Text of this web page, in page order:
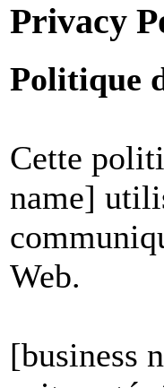
Privacy
Politique
Cette
name]
Web.
[business